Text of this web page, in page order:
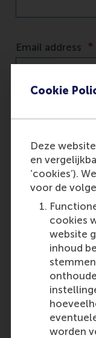
Cookie
Deze
en
‘cookies’).
voor de
cookies
website
inhoud
worden